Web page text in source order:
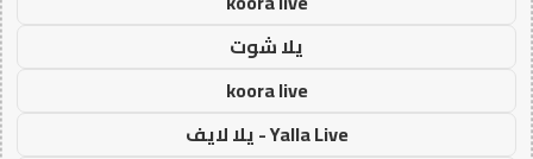
يلا شوت
koora live
Yalla Live - يلا لايف